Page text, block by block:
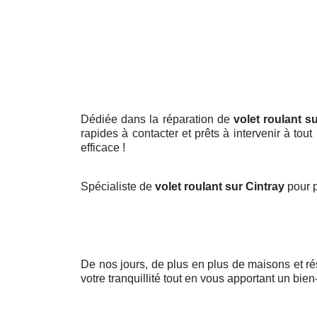
Dédiée dans la réparation de volet roulant
rapides à contacter et prêts à intervenir à
efficace !
Spécialiste de volet roulant sur Cintray pour
De nos jours, de plus en plus de maisons et
votre tranquillité tout en vous apportant un